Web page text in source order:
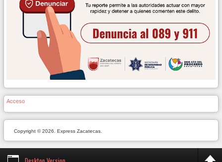
Acceso
Copyright © 2026. Express Zacatecas.